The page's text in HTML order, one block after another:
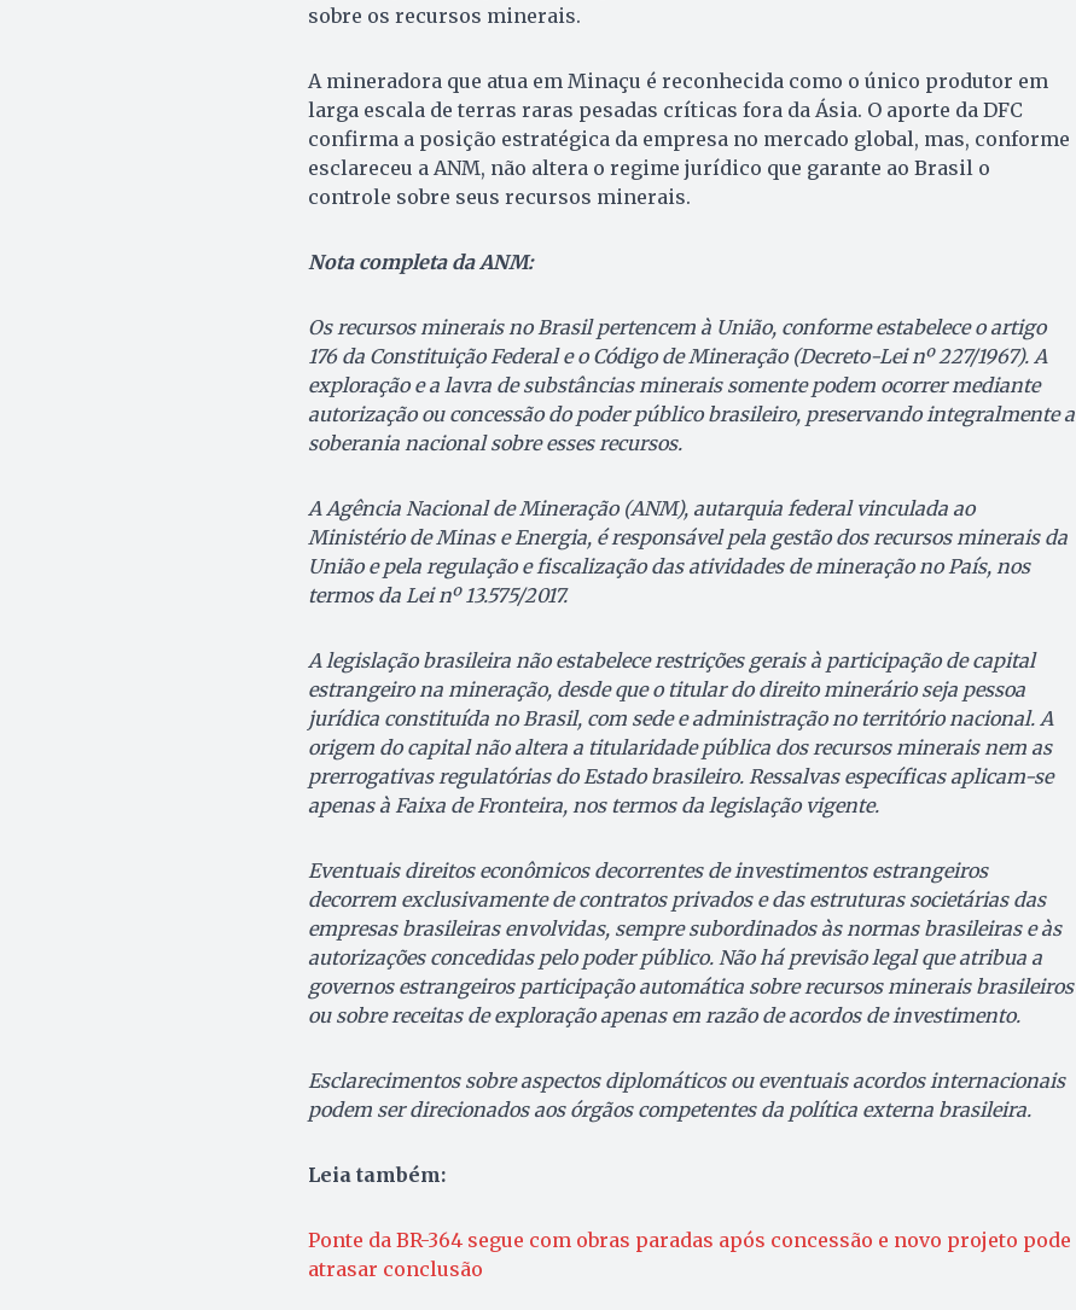
sobre os recursos minerais.
A mineradora que atua em Minaçu é reconhecida como o único produtor em
larga escala de terras raras pesadas críticas fora da Ásia. O aporte da DFC
confirma a posição estratégica da empresa no mercado global, mas, conforme
esclareceu a ANM, não altera o regime jurídico que garante ao Brasil o
controle sobre seus recursos minerais.
Nota completa da ANM:
Os recursos minerais no Brasil pertencem à União, conforme estabelece o artigo
176 da Constituição Federal e o Código de Mineração (Decreto-Lei nº 227/1967). A
exploração e a lavra de substâncias minerais somente podem ocorrer mediante
autorização ou concessão do poder público brasileiro, preservando integralmente a
soberania nacional sobre esses recursos.
A Agência Nacional de Mineração (ANM), autarquia federal vinculada ao
Ministério de Minas e Energia, é responsável pela gestão dos recursos minerais da
União e pela regulação e fiscalização das atividades de mineração no País, nos
termos da Lei nº 13.575/2017.
A legislação brasileira não estabelece restrições gerais à participação de capital
estrangeiro na mineração, desde que o titular do direito minerário seja pessoa
jurídica constituída no Brasil, com sede e administração no território nacional. A
origem do capital não altera a titularidade pública dos recursos minerais nem as
prerrogativas regulatórias do Estado brasileiro. Ressalvas específicas aplicam-se
apenas à Faixa de Fronteira, nos termos da legislação vigente.
Eventuais direitos econômicos decorrentes de investimentos estrangeiros
decorrem exclusivamente de contratos privados e das estruturas societárias das
empresas brasileiras envolvidas, sempre subordinados às normas brasileiras e às
autorizações concedidas pelo poder público. Não há previsão legal que atribua a
governos estrangeiros participação automática sobre recursos minerais brasileiros
ou sobre receitas de exploração apenas em razão de acordos de investimento.
Esclarecimentos sobre aspectos diplomáticos ou eventuais acordos internacionais
podem ser direcionados aos órgãos competentes da política externa brasileira.
Leia também:
Ponte da BR-364 segue com obras paradas após concessão e novo projeto pode
atrasar conclusão